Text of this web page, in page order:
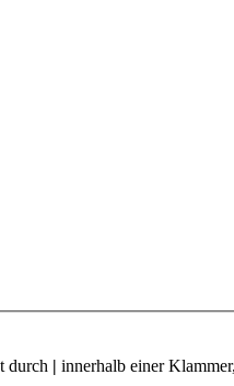
durch | innerhalb einer